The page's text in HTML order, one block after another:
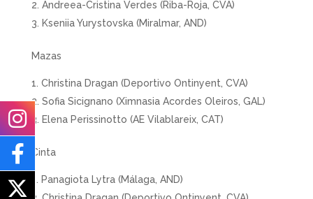
Andreea-Cristina Verdes (Riba-Roja, CVA)
Kseniia Yurystovska (Miralmar, AND)
Mazas
Christina Dragan (Deportivo Ontinyent, CVA)
Sofia Sicignano (Ximnasia Acordes Oleiros, GAL)
Elena Perissinotto (AE Vilablareix, CAT)
Cinta
Panagiota Lytra (Málaga, AND)